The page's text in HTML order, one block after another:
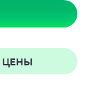
ЦЕНЫ